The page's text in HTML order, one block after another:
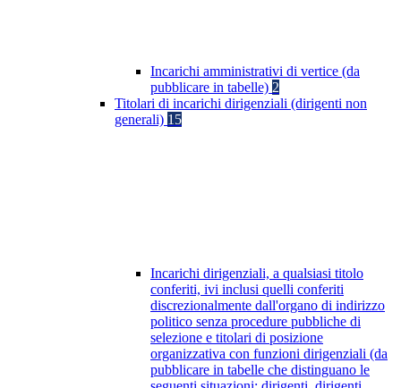
Incarichi amministrativi di vertice (da
pubblicare in tabelle) 2
Titolari di incarichi dirigenziali (dirigenti non
generali) 15
Incarichi dirigenziali, a qualsiasi titolo
conferiti, ivi inclusi quelli conferiti
discrezionalmente dall'organo di indirizzo
politico senza procedure pubbliche di
selezione e titolari di posizione
organizzativa con funzioni dirigenziali (da
pubblicare in tabelle che distinguano le